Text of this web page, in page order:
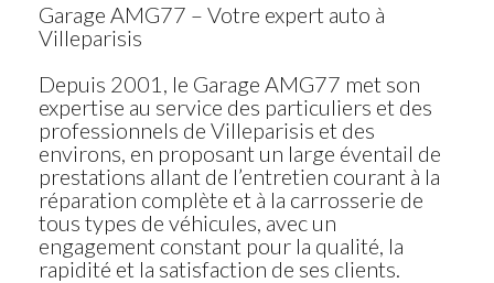
Garage AMG77 – Votre expert auto à
Villeparisis
Depuis 2001, le Garage AMG77 met son
expertise au service des particuliers et des
professionnels de Villeparisis et des
environs, en proposant un large éventail de
prestations allant de l’entretien courant à la
réparation complète et à la carrosserie de
tous types de véhicules, avec un
engagement constant pour la qualité, la
rapidité et la satisfaction de ses clients.